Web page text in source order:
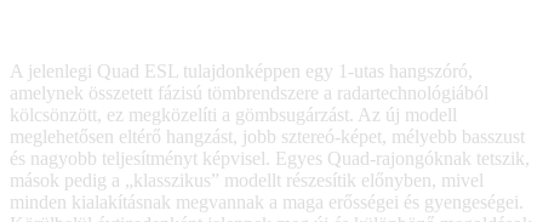
A jelenlegi Quad ESL tulajdonképpen egy 1-utas hangszóró,
amelynek összetett fázisú tömbrendszere a radartechnológiából
kölcsönzött, ez megközelíti a gömbsugárzást. Az új modell
meglehetősen eltérő hangzást, jobb sztereó-képet, mélyebb basszust
és nagyobb teljesítményt képvisel. Egyes Quad-rajongóknak tetszik,
mások pedig a „klasszikus” modellt részesítik előnyben, mivel
minden kialakításnak megvannak a maga erősségei és gyengeségei.